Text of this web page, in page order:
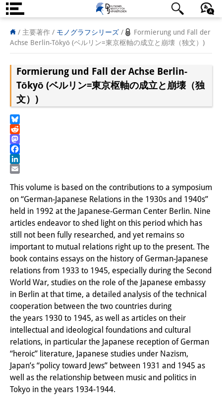
DIJ案内
研究所の概要
チーム
執行部
客員研究員
奨学生
研修生
研究活動
研究活動の概要
研究クラスター
日本におけるサステナビリティ
研究クラスター
デジタル・トランスフォーメー
ション
研究クラスター
日本語 English Deutsch
/ 主要著作 / モノグラフシリーズ /
Formierung und Fall der
Achse Berlin-Tōkyō (ベルリン=東京枢軸の成立と崩壊（独文）)
Formierung und Fall der Achse Berlin-
Tōkyō (ベルリン=東京枢軸の成立と崩壊（独
文）)
Bluesky
Reddit
Mastodon
Facebook
LinkedIn
This volume is based on the contributions to a symposium
on “German-Japanese Relations in the 1930s and 1940s”
held in 1992 at the Japanese-German Center Berlin. Nine
articles endeavor to shed light on this period which has
still not been fully researched, and yet remains so
important to mutual relations right up to the present. The
book contains essays on the history of German-Japanese
relations from 1933 to 1945, especially during the Second
World War, studies on the role of the Japanese embassy
in Berlin at that time, a detailed analysis of the technical
cooperation between the two countries during
the years 1930 to 1945, as well as articles on their
intellectual and ideological foundations and cultural
relations, in particular the Japanese reception of German
“heroic” literature, Japanese studies under Nazism,
Japan’s “policy toward Jews” between 1931 and 1945 as
well as the relationship between music and politics in
Tokyo in the years 1934-1944.